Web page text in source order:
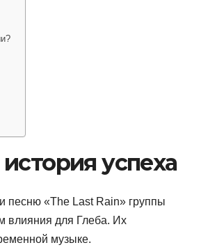
успеха
песню «The Last Rain» группы
влияния для Глеба. Их
музыке.